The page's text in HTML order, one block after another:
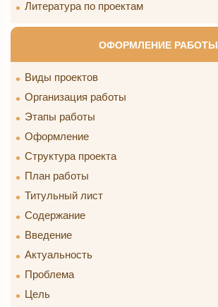
Литература по проектам
ОФОРМЛЕНИЕ РАБОТЫ
Виды проектов
Организация работы
Этапы работы
Оформление
Структура проекта
План работы
Титульный лист
Содержание
Введение
Актуальность
Проблема
Цель